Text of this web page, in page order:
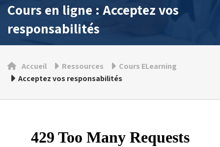
Cours en ligne : Acceptez vos
responsabilités
Accueil Ressources
Cours ELearning
Acceptez vos responsabilités